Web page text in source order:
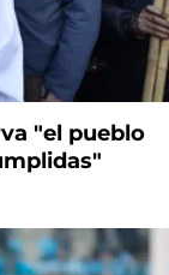
"el pueblo